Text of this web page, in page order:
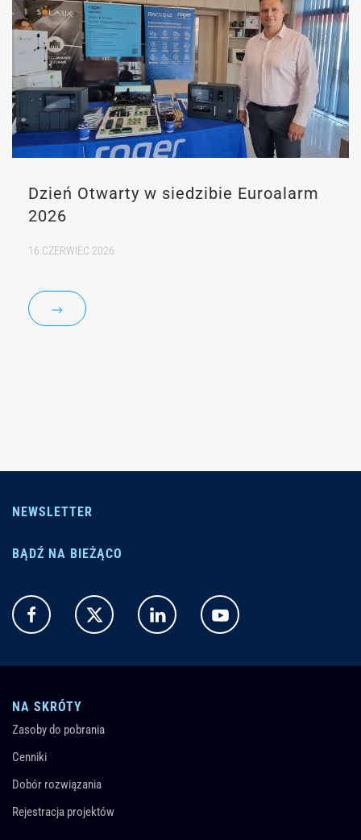
Dzień Otwarty w siedzibie Euroalarm
2026
16 CZERWIEC 2026
NEWSLETTER
BĄDŹ NA BIEŻĄCO
NA SKRÓTY
Zasoby do pobrania
Cenniki
Dobór rozwiązania
Rejestracja projektów